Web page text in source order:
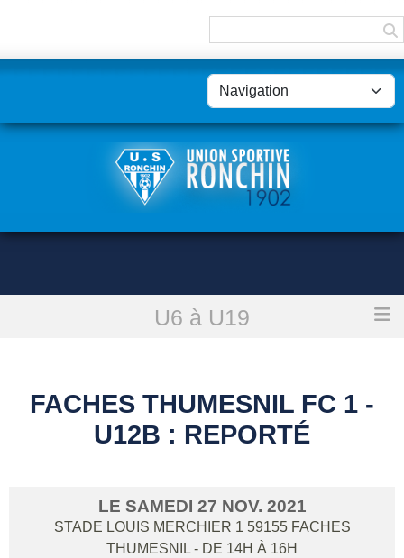
U6 à U19
Faches Thumesnil Fc 1 - U12B : reporté
FACHES THUMESNIL FC 1 -
U12B : REPORTÉ
LE SAMEDI 27 NOV. 2021
STADE LOUIS MERCHIER 1 59155 FACHES
THUMESNIL - DE 14H À 16H